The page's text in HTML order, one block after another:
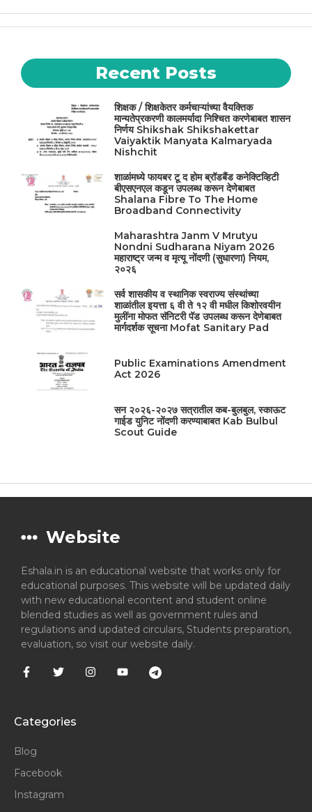
Recent Posts
शिक्षक / शिक्षकेतर कर्मचाऱ्यांच्या वैयक्तिक
मान्यतेप्रकरणी कालमर्यादा निश्चित करणेबाबत शासन
निर्णय Shikshak Shikshakettar
Vaiyaktik Manyata Kalmaryada
Nishchit
शाळांमध्ये फायबर टू द होम ब्रॉडबैंड कनेक्टिव्हिटी
बीएसएनएल कडून उपलब्ध करून देणेबाबत
Shalana Fibre To The Home
Broadband Connectivity
Maharashtra Janm V Mrutyu
Nondni Sudharana Niyam 2026
महाराष्ट्र जन्म व मृत्यू नोंदणी (सुधारणा) नियम,
२०२६
सर्व शासकीय व स्थानिक स्वराज्य संस्थांच्या
शाळांतील इयत्ता ६ वी ते १२ वी मधील किशोरवयीन
मुलींना मोफत सॅनिटरी पॅड उपलब्ध करून देणेबाबत
मार्गदर्शक सूचना Mofat Sanitary Pad
Public Examinations Amendment
Act 2026
सन २०२६-२०२७ सत्रातील कब-बुलबुल, स्काऊट
गाईड युनिट नोंदणी करण्याबाबत Kab Bulbul
Scout Guide
Website
Eshala.in is an educational website that works only for
educational purposes. This website will be updated daily
with new educational econtent and student online
blended studies as well as government rules and
regulations and updated circulars, Students preparation,
evaluation, so visit our website daily.
Categories
Blog
Facebook
Instagram